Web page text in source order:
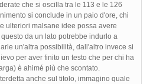
che si oscilla tra le 113 e le 126
si conclude in un paio d'ore, chi
ulteriori malsane idee possa avere
da un lato potrebbe indurlo a
un'altra possibilità, dall'altro invece si
per aver finito un testo che per chi ha
è ahimé più che scontato.
anche sul titolo, immagino quale